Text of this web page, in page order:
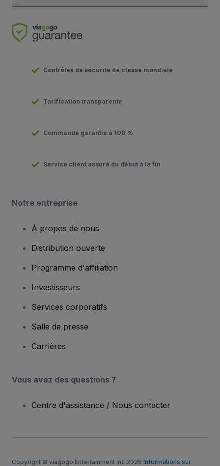
Contrôles de sécurité de classe mondiale
Tarification transparente
Commande garantie à 100 %
Service client assuré du début à la fin
Notre entreprise
À propos de nous
Distribution ouverte
Programme d'affiliation
Investisseurs
Services corporatifs
Salle de presse
Carrières
Vous avez des questions ?
Centre d'assistance / Nous contacter
Copyright © viagogo Entertainment Inc 2026 Informations sur